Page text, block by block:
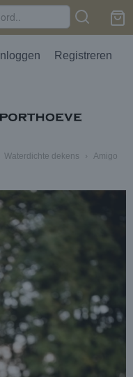
Inloggen Registreren
Waterdichte dekens ›
Amigo